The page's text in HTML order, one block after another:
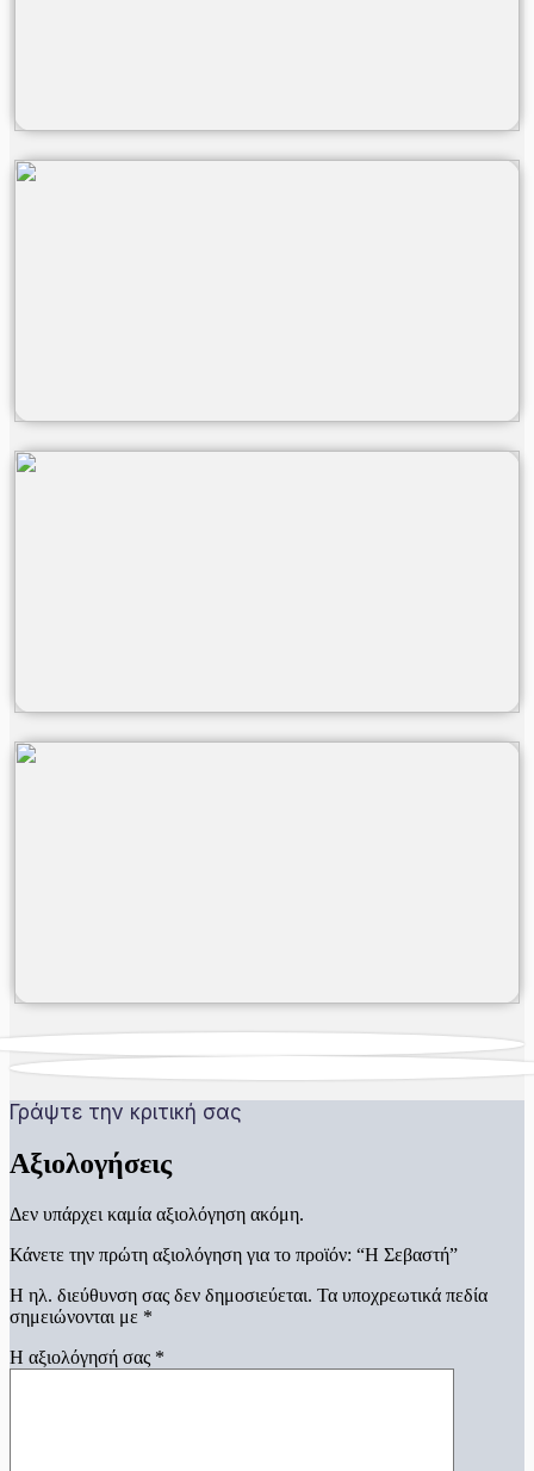
Γράψτε την κριτική σας
Αξιολογήσεις
Δεν υπάρχει καμία αξιολόγηση ακόμη.
Κάνετε την πρώτη αξιολόγηση για το προϊόν: “Η Σεβαστή”
Η ηλ. διεύθυνση σας δεν δημοσιεύεται. Τα υποχρεωτικά πεδία
σημειώνονται με *
Η αξιολόγησή σας *